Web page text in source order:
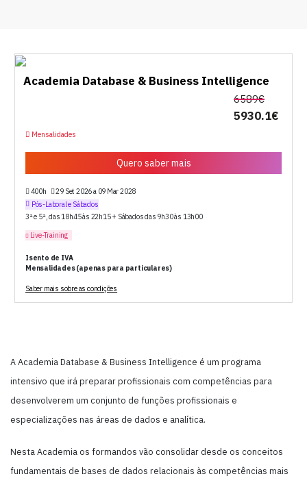
A Academia Database & Business Intelligence é um programa
intensivo que irá preparar profissionais com competências para
desenvolverem um conjunto de funções profissionais e
especializações nas áreas de dados e analítica.
Nesta Academia os formandos vão consolidar desde os conceitos
fundamentais de bases de dados relacionais às competências mais
Academia Database & Business Intelligence
6589€
5930.1€
Mensalidades
Quero saber mais
400h
29 Set 2026 a 09 Mar 2028
Pós-Laboral e Sábados
3ª e 5ª, das 18h45 às 22h15 + Sábados das 9h30 às 13h00
Live-Training
Isento de IVA
Mensalidades (apenas para particulares)
Saber mais sobre as condições